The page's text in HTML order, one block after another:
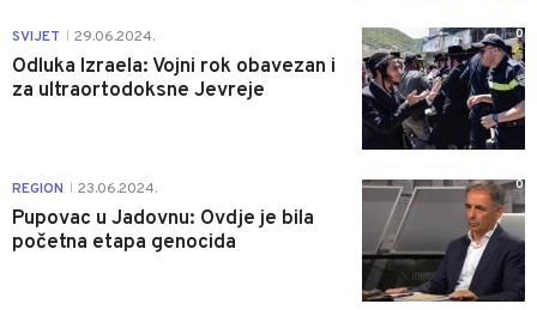
SVIJET 29.06.2024.
Odluka Izraela: Vojni rok obavezan i
za ultraortodoksne Jevreje
0
REGION 23.06.2024.
Pupovac u Jadovnu: Ovdje je bila
početna etapa genocida
0